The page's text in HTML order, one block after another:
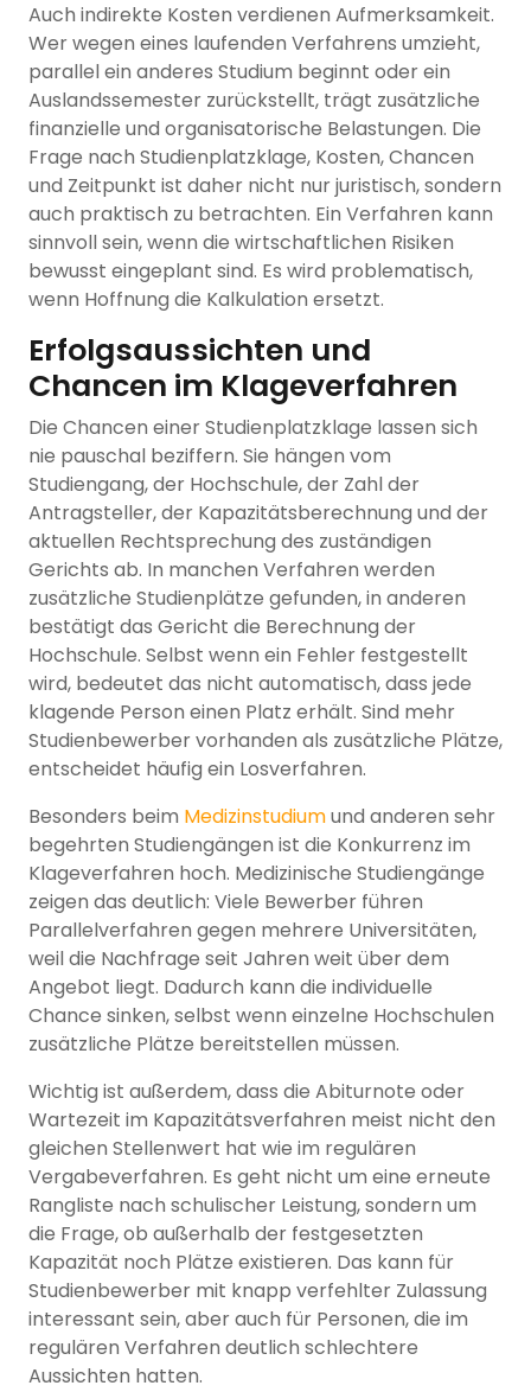
Auch indirekte Kosten verdienen Aufmerksamkeit.
Wer wegen eines laufenden Verfahrens umzieht,
parallel ein anderes Studium beginnt oder ein
Auslandssemester zurückstellt, trägt zusätzliche
finanzielle und organisatorische Belastungen. Die
Frage nach Studienplatzklage, Kosten, Chancen
und Zeitpunkt ist daher nicht nur juristisch, sondern
auch praktisch zu betrachten. Ein Verfahren kann
sinnvoll sein, wenn die wirtschaftlichen Risiken
bewusst eingeplant sind. Es wird problematisch,
wenn Hoffnung die Kalkulation ersetzt.
Erfolgsaussichten und
Chancen im Klageverfahren
Die Chancen einer Studienplatzklage lassen sich
nie pauschal beziffern. Sie hängen vom
Studiengang, der Hochschule, der Zahl der
Antragsteller, der Kapazitätsberechnung und der
aktuellen Rechtsprechung des zuständigen
Gerichts ab. In manchen Verfahren werden
zusätzliche Studienplätze gefunden, in anderen
bestätigt das Gericht die Berechnung der
Hochschule. Selbst wenn ein Fehler festgestellt
wird, bedeutet das nicht automatisch, dass jede
klagende Person einen Platz erhält. Sind mehr
Studienbewerber vorhanden als zusätzliche Plätze,
entscheidet häufig ein Losverfahren.
Besonders beim Medizinstudiumund anderen sehr
begehrten Studiengängen ist die Konkurrenz im
Klageverfahren hoch. Medizinische Studiengänge
zeigen das deutlich: Viele Bewerber führen
Parallelverfahren gegen mehrere Universitäten,
weil die Nachfrage seit Jahren weit über dem
Angebot liegt. Dadurch kann die individuelle
Chance sinken, selbst wenn einzelne Hochschulen
zusätzliche Plätze bereitstellen müssen.
Wichtig ist außerdem, dass die Abiturnote oder
Wartezeit im Kapazitätsverfahren meist nicht den
gleichen Stellenwert hat wie im regulären
Vergabeverfahren. Es geht nicht um eine erneute
Rangliste nach schulischer Leistung, sondern um
die Frage, ob außerhalb der festgesetzten
Kapazität noch Plätze existieren. Das kann für
Studienbewerber mit knapp verfehlter Zulassung
interessant sein, aber auch für Personen, die im
regulären Verfahren deutlich schlechtere
Aussichten hatten.